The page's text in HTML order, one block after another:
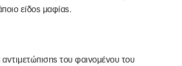
είδος μαφίας.
του φαινομένου του